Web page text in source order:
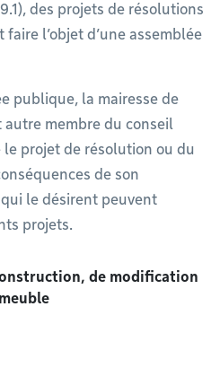
des projets de résolutions
l’objet d’une assemblée
publique, la mairesse de
autre membre du conseil
projet de résolution ou du
de son
le désirent peuvent
projets.
de modification